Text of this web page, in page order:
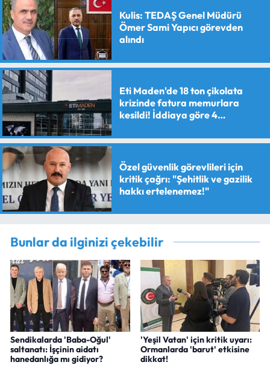
Kulis: TEDAŞ Genel Müdürü
Ömer Sami Yapıcı görevden
alındı
Eti Maden'de 18 ton çikolata
krizinde fatura memurlara
kesildi! İddiaya göre 4
verildi
Özel güvenlik görevlileri için
kritik çağrı: "Şehitlik ve gazilik
hakkı ertelenemez!"
Bunlar da ilginizi çekebilir
Sendikalarda 'Baba-Oğul'
saltanatı: İşçinin aidatı
hanedanlığa mı gidiyor?
'Yeşil Vatan' için kritik uyarı:
Ormanlarda 'barut' etkisine
dikkat!